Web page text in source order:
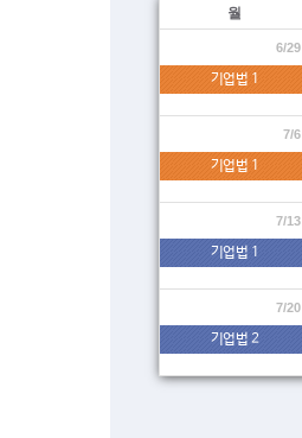
월
6/29
기업법 1
7/6
기업법 1
7/13
기업법 1
7/20
기업법 2